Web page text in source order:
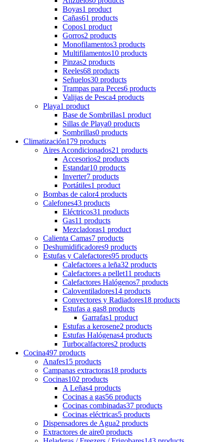
Boyas1 product
Cañas61 products
Copos1 product
Gorros2 products
Monofilamentos3 products
Multifilamentos10 products
Pinzas2 products
Reeles68 products
Señuelos30 products
Trampas para Peces6 products
Valijas de Pesca4 products
Playa1 product
Base de Sombrillas1 product
Sillas de Playa0 products
Sombrillas0 products
Climatización179 products
Aires Acondicionados21 products
Accesorios2 products
Estandar10 products
Inverter7 products
Portátiles1 product
Bombas de calor4 products
Calefones43 products
Eléctricos31 products
Gas11 products
Mezcladoras1 product
Calienta Camas7 products
Deshumidificadores9 products
Estufas y Calefactores95 products
Calefactores a leña32 products
Calefactores a pellet11 products
Calefactores Halógenos7 products
Caloventiladores14 products
Convectores y Radiadores18 products
Estufas a gas8 products
Garrafas1 product
Estufas a kerosene2 products
Estufas Halógenas4 products
Turbocalfactores2 products
Cocina497 products
Anafes15 products
Campanas extractoras18 products
Cocinas102 products
A Leñas4 products
Cocinas a gas56 products
Cocinas combinadas37 products
Cocinas eléctricas5 products
Dispensadores de Agua2 products
Extractores de aire0 products